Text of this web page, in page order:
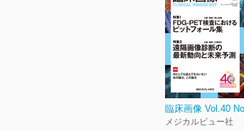
臨床画像 Vol.40
メジカルビュー社